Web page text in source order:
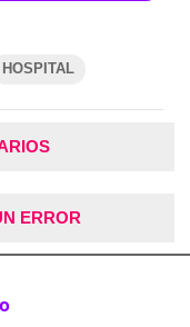
HOSPITAL
ERROR